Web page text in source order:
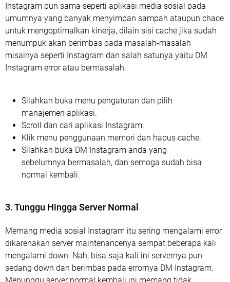
Instagram pun sama seperti aplikasi media sosial pada
umumnya yang banyak menyimpan sampah ataupun chace
untuk mengoptimalkan kinerja, dilain sisi cache jika sudah
menumpuk akan berimbas pada masalah-masalah
misalnya seperti Instagram dan salah satunya yaitu DM
Instagram error atau bermasalah.
Silahkan buka menu pengaturan dan pilih
manajemen aplikasi.
Scroll dan cari aplikasi Instagram.
Klik menu penggunaan memori dan hapus cache.
Silahkan buka DM Instagram anda yang
sebelumnya bermasalah, dan semoga sudah bisa
normal kembali.
3. Tunggu Hingga Server Normal
Memang media sosial Instagram itu sering mengalami error
dikarenakan server maintenancenya sempat beberapa kali
mengalami down. Nah, bisa saja kali ini servernya pun
sedang down dan berimbas pada errornya DM Instagram.